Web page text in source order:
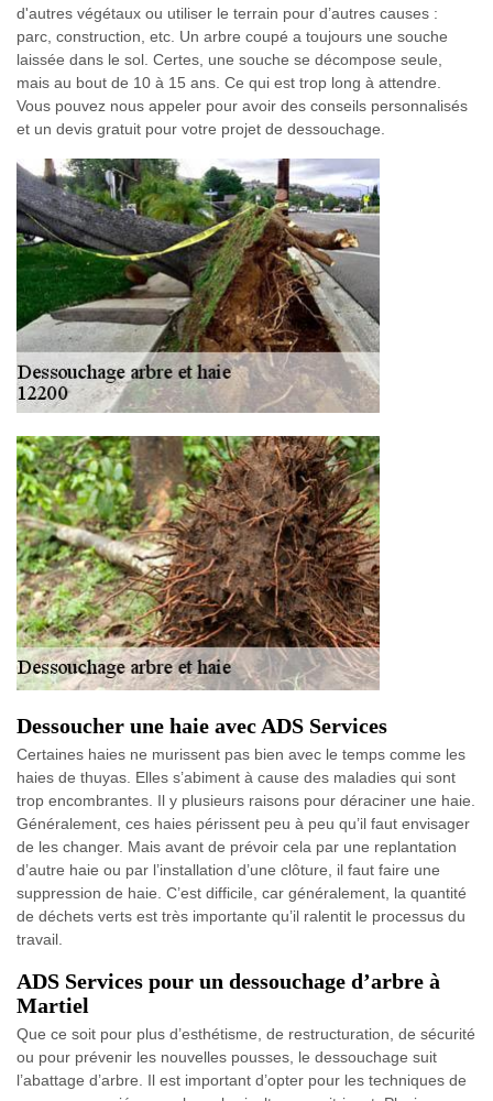
d'autres végétaux ou utiliser le terrain pour d’autres causes :
parc, construction, etc. Un arbre coupé a toujours une souche
laissée dans le sol. Certes, une souche se décompose seule,
mais au bout de 10 à 15 ans. Ce qui est trop long à attendre.
Vous pouvez nous appeler pour avoir des conseils personnalisés
et un devis gratuit pour votre projet de dessouchage.
Dessoucher une haie avec ADS Services
Certaines haies ne murissent pas bien avec le temps comme les
haies de thuyas. Elles s’abiment à cause des maladies qui sont
trop encombrantes. Il y plusieurs raisons pour déraciner une haie.
Généralement, ces haies périssent peu à peu qu’il faut envisager
de les changer. Mais avant de prévoir cela par une replantation
d’autre haie ou par l’installation d’une clôture, il faut faire une
suppression de haie. C’est difficile, car généralement, la quantité
de déchets verts est très importante qu’il ralentit le processus du
travail.
ADS Services pour un dessouchage d’arbre à
Martiel
Que ce soit pour plus d’esthétisme, de restructuration, de sécurité
ou pour prévenir les nouvelles pousses, le dessouchage suit
l’abattage d’arbre. Il est important d’opter pour les techniques de